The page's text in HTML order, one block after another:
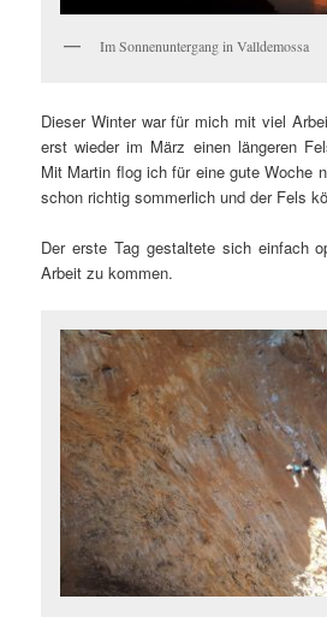
Im Sonnenuntergang in Valldemossa
Dieser Winter war für mich mit viel
erst wieder im März einen längeren
Mit Martin flog ich für eine gute Woche
schon richtig sommerlich und der Fels
Der erste Tag gestaltete sich einfach
Arbeit zu kommen.